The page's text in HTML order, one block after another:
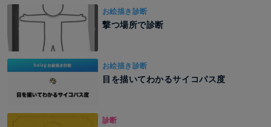
お絵描き診断
撃つ場所で診断
お絵描き診断
目を描いてわかるサイコパス度
診断